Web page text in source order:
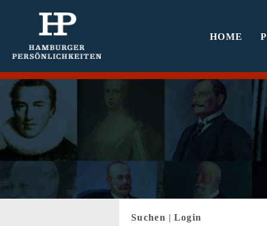
HOME
Suchen | Login